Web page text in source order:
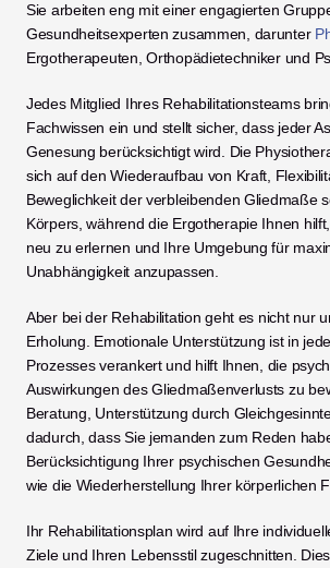
Sie arbeiten eng mit einer engagierten
Gesundheitsexperten zusammen, darunter
Ergotherapeuten, Orthopädietechniker und
Jedes Mitglied Ihres Rehabilitationsteams
Fachwissen ein und stellt sicher, dass jeder
Genesung berücksichtigt wird. Die
sich auf den Wiederaufbau von Kraft,
Beweglichkeit der verbleibenden Gliedmaße
Körpers, während die Ergotherapie Ihnen
neu zu erlernen und Ihre Umgebung für
Unabhängigkeit anzupassen.
Aber bei der Rehabilitation geht es nicht nur
Erholung. Emotionale Unterstützung ist in
Prozesses verankert und hilft Ihnen, die
Auswirkungen des Gliedmaßenverlusts zu
Beratung, Unterstützung durch
dadurch, dass Sie jemanden zum Reden
Berücksichtigung Ihrer psychischen
wie die Wiederherstellung Ihrer körperlichen
Ihr Rehabilitationsplan wird auf Ihre
Ziele und Ihren Lebensstil zugeschnitten.